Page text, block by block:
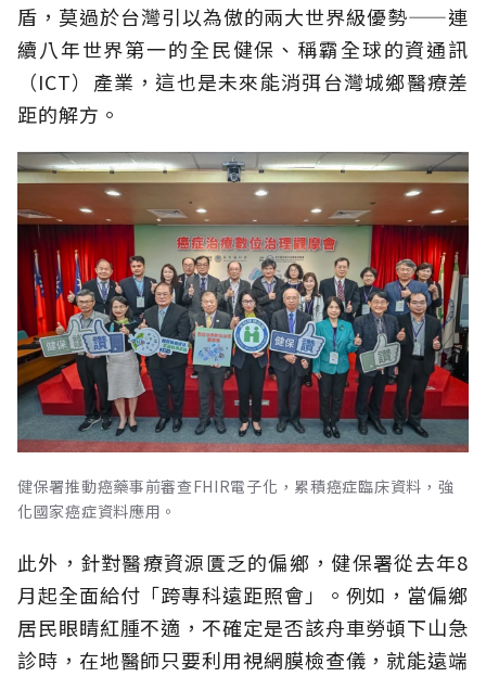
盾，莫過於台灣引以為傲的兩大世界級優勢——連
續八年世界第一的全民健保、稱霸全球的資通訊
（ICT）產業，這也是未來能消弭台灣城鄉醫療差
距的解方。
健保署推動癌藥事前審查FHIR電子化，累積癌症臨床資料，強
化國家癌症資料應用。
此外，針對醫療資源匱乏的偏鄉，健保署從去年8
月起全面給付「跨專科遠距照會」。例如，當偏鄉
居民眼睛紅腫不適，不確定是否該舟車勞頓下山急
診時，在地醫師只要利用視網膜檢查儀，就能遠端